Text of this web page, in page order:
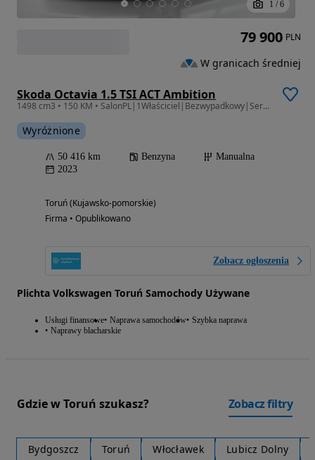
1 / 6
Skoda Octavia 1.5 TSI ACT Ambition
1498 cm3 • 150 KM • SalonPL|1Właściciel|Bezwypadkowy|SerwisASO|Gwarancja|FVAT23%|KESSY
Wyróżnione
50 416 km Benzyna
Manualna
2023
Toruń (Kujawsko-pomorskie)
Firma • Opublikowano
Zobacz ogłoszenia
Plichta Volkswagen Toruń Samochody Używane
Usługi finansowe Naprawa samochodów Szybka naprawa
Naprawy blacharskie
79 900 PLN
W granicach średniej
Gdzie w Toruń szukasz? Zobacz filtry
Bydgoszcz Toruń Włocławek Lubicz Dolny